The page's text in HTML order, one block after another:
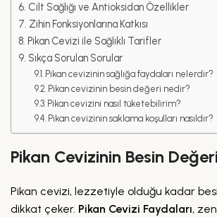
Cilt Sağlığı ve Antioksidan Özellikler
Zihin Fonksiyonlarına Katkısı
Pikan Cevizi ile Sağlıklı Tarifler
Sıkça Sorulan Sorular
Pikan cevizinin sağlığa faydaları nelerdir?
Pikan cevizinin besin değeri nedir?
Pikan cevizini nasıl tüketebilirim?
Pikan cevizinin saklama koşulları nasıldır?
Pikan Cevizinin Besin Değeri
Pikan cevizi, lezzetiyle olduğu kadar
dikkat çeker. Pikan Cevizi Faydaları,